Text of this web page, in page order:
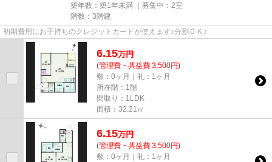
築年数：築1年未満 ｜募集中： 2室
階数：3階建
初期費用にお手持ちのクレジットカードが使えます♪分割ＯＫ♪
6.15万円
(管理費・共益費 3,500円)
敷：0ヶ月｜礼：1ヶ月
所在階：1階
間取り：1LDK
面積：32.21㎡
6.15万円
(管理費・共益費 3,500円)
敷：0ヶ月｜礼：1ヶ月